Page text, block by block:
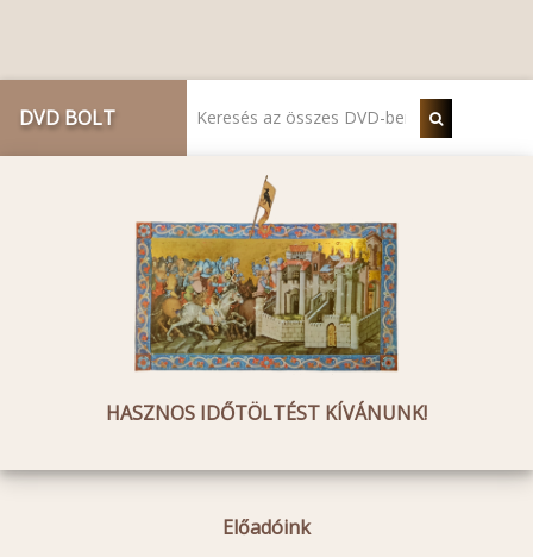
DVD BOLT
HASZNOS IDŐTÖLTÉST KÍVÁNUNK!
Előadóink